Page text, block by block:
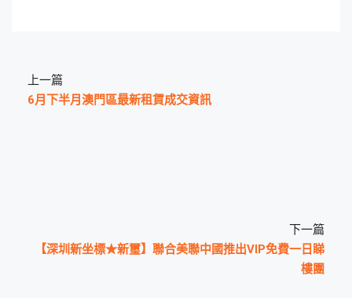
上一篇
6月下半月澳門區最新租賃成交資訊
下一篇
【深圳新坐標★新璽】聯合美聯中國推出VIP免費一日睇
樓團